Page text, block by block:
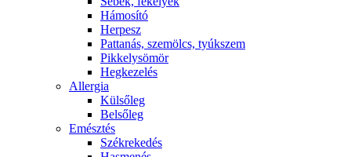
Hámosító
Herpesz
Pattanás, szemölcs, tyúkszem
Pikkelysömör
Hegkezelés
Allergia
Külsőleg
Belsőleg
Emésztés
Székrekedés